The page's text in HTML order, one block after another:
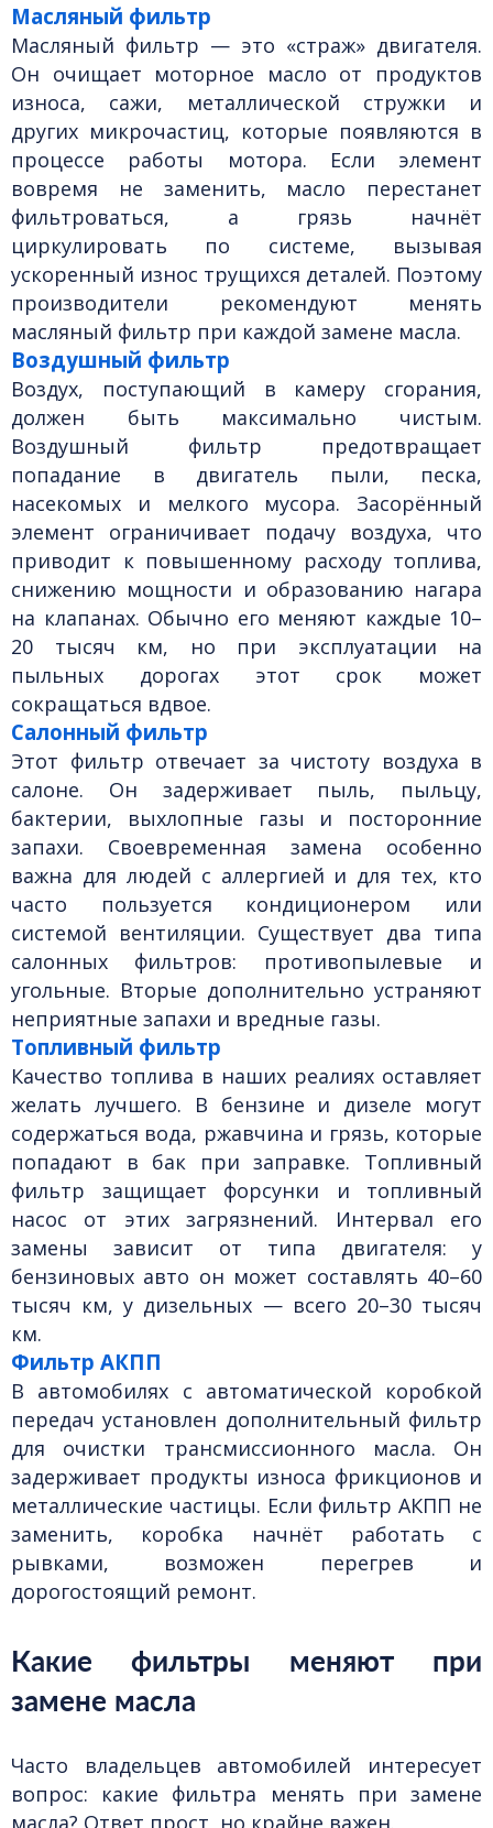
Масляный фильтр
Масляный фильтр — это «страж» двигателя.
Он очищает моторное масло от продуктов
износа, сажи, металлической стружки и
других микрочастиц, которые появляются в
процессе работы мотора. Если элемент
вовремя не заменить, масло перестанет
фильтроваться, а грязь начнёт
циркулировать по системе, вызывая
ускоренный износ трущихся деталей. Поэтому
производители рекомендуют менять
масляный фильтр при каждой замене масла.
Воздушный фильтр
Воздух, поступающий в камеру сгорания,
должен быть максимально чистым.
Воздушный фильтр предотвращает
попадание в двигатель пыли, песка,
насекомых и мелкого мусора. Засорённый
элемент ограничивает подачу воздуха, что
приводит к повышенному расходу топлива,
снижению мощности и образованию нагара
на клапанах. Обычно его меняют каждые 10–
20 тысяч км, но при эксплуатации на
пыльных дорогах этот срок может
сокращаться вдвое.
Салонный фильтр
Этот фильтр отвечает за чистоту воздуха в
салоне. Он задерживает пыль, пыльцу,
бактерии, выхлопные газы и посторонние
запахи. Своевременная замена особенно
важна для людей с аллергией и для тех, кто
часто пользуется кондиционером или
системой вентиляции. Существует два типа
салонных фильтров: противопылевые и
угольные. Вторые дополнительно устраняют
неприятные запахи и вредные газы.
Топливный фильтр
Качество топлива в наших реалиях оставляет
желать лучшего. В бензине и дизеле могут
содержаться вода, ржавчина и грязь, которые
попадают в бак при заправке. Топливный
фильтр защищает форсунки и топливный
насос от этих загрязнений. Интервал его
замены зависит от типа двигателя: у
бензиновых авто он может составлять 40–60
тысяч км, у дизельных — всего 20–30 тысяч
км.
Фильтр АКПП
В автомобилях с автоматической коробкой
передач установлен дополнительный фильтр
для очистки трансмиссионного масла. Он
задерживает продукты износа фрикционов и
металлические частицы. Если фильтр АКПП не
заменить, коробка начнёт работать с
рывками, возможен перегрев и
дорогостоящий ремонт.
Какие фильтры меняют при
замене масла
Часто владельцев автомобилей интересует
вопрос: какие фильтра менять при замене
масла? Ответ прост, но крайне важен.